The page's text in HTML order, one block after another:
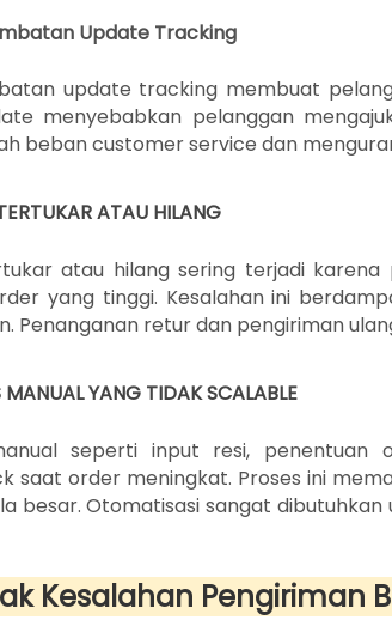
Update Tracking
update tracking membuat
menyebabkan pelanggan
beban customer service dan
ATAU HILANG
atau hilang sering terjadi
yang tinggi. Kesalahan ini
Penanganan retur dan pengiriman
MANUAL YANG TIDAK SCALABLE
seperti input resi, penentuan
saat order meningkat. Proses ini
besar. Otomatisasi sangat
Kesalahan Pengiriman